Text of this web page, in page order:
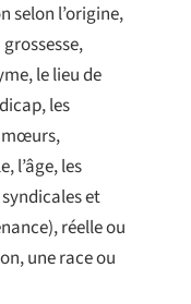
selon l’origine,
le lieu de
les
mœurs,
l’âge, les
et
réelle ou
une race ou